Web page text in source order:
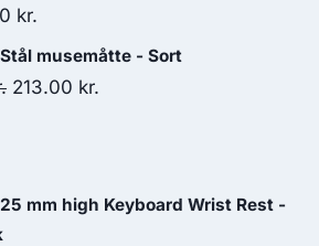
179.00 kr..
kr.
price
is:
musemåtte - Sort
Original
213.00 kr.
mm high Keyboard Wrist Rest -